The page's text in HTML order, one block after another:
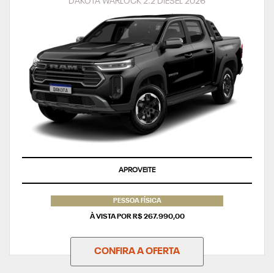
APROVEITE
PESSOA FÍSICA
À VISTA POR R$ 267.990,00
CONFIRA A OFERTA